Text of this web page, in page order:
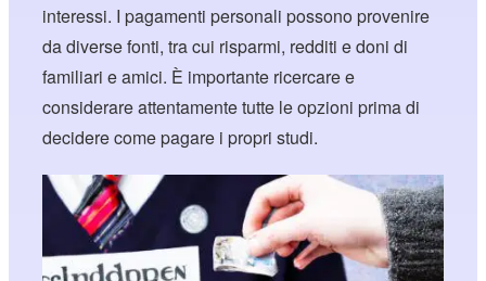
interessi. I pagamenti personali possono provenire
da diverse fonti, tra cui risparmi, redditi e doni di
familiari e amici. È importante ricercare e
considerare attentamente tutte le opzioni prima di
decidere come pagare i propri studi.